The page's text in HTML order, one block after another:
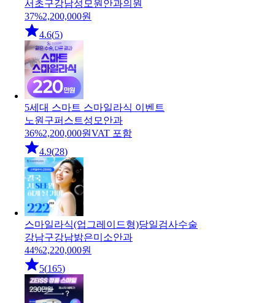
서초구강남성모원안과의원
37%2,200,000원
4.6(5)
5세대 스마트 스마일라식 이벤트
노원구퍼스트성모안과
36%2,200,000원VAT 포함
4.9(28)
스마일라식(업그레이드형)당일검사수술
강남구강남밝은미소안과
44%2,220,000원
5(165)